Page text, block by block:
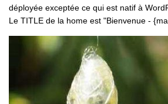
déployée exceptée ce qui est natif à
Le TITLE de la home est "Bienvenue -